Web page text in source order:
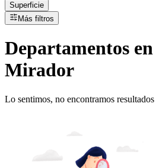
Superficie
Más filtros
Departamentos en
Mirador
Lo sentimos, no encontramos resultados